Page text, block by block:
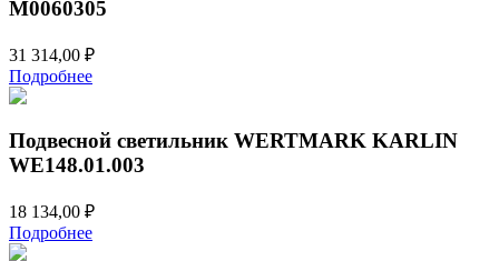
М0060305
31 314,00 ₽
Подробнее
Подвесной светильник WERTMARK KARLIN
WE148.01.003
18 134,00 ₽
Подробнее